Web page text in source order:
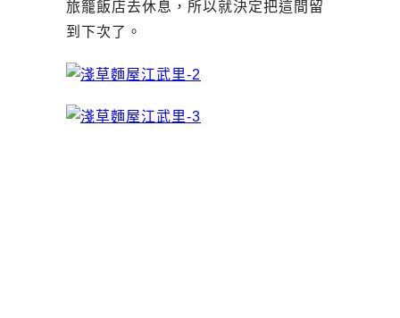
旅籠飯店去休息，所以就決定把這間留
到下次了。